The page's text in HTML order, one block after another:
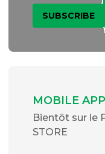
MOBILE APP
Bientôt sur le
STORE